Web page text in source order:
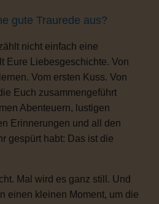
gute Traurede aus?
nicht einfach eine
Eure Liebesgeschichte. Von
Vom ersten Kuss. Von
Euch zusammengeführt
Abenteuern, lustigen
Erinnerungen und all den
gespürt habt: Das ist die
Mal wird es ganz still. Und
einen kleinen Moment, um die